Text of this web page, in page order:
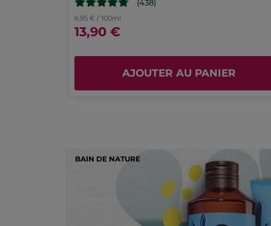
(438)
6,95 € / 100ml
13,90 €
AJOUTER AU PANIER
BAIN DE NATURE